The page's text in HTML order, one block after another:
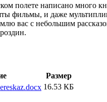
полете написано много
фильмы, и даже
вас с небольшим
Размер
16.53 КБ